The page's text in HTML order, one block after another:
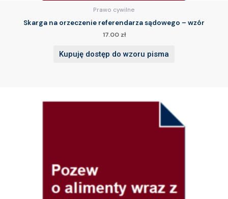
Prawo cywilne
Skarga na orzeczenie referendarza sądowego – wzór
17.00 zł
Kupuję dostęp do wzoru pisma